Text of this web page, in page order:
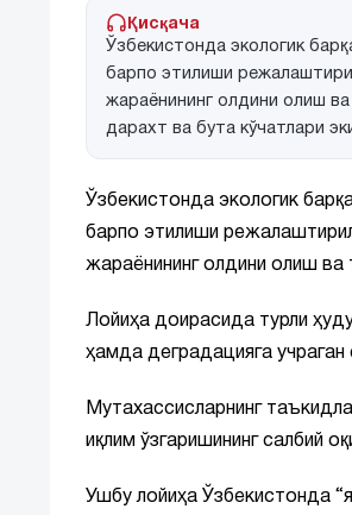
Қисқача
Ўзбекистонда экологик
барпо этилиши
жараёнининг олдини олиш
дарахт ва бута кўчатлари
Ўзбекистонда экологик
барпо этилиши
жараёнининг олдини олиш ва
Лойиҳа доирасида турли
ҳамда деградацияга
Мутахассисларнинг
иқлим ўзгаришининг салбий
Ушбу лойиҳа Ўзбекистонда